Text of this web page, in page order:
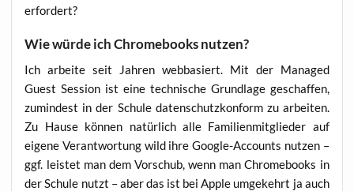
erfordert?
Wie würde ich Chromebooks nutzen?
Ich arbei­te seit Jah­ren web­ba­siert. Mit der Mana­ged
Guest Ses­si­on ist eine tech­ni­sche Grund­la­ge geschaf­fen,
zumin­dest in der Schu­le daten­schutz­kon­form zu arbei­ten.
Zu Hau­se kön­nen natür­lich alle Fami­li­en­mit­glie­der auf
eige­ne Ver­ant­wor­tung wild ihre Goog­le-Accounts nut­zen –
ggf. leis­tet man dem Vor­schub, wenn man Chrome­books in
der Schu­le nutzt – aber das ist bei Apple umge­kehrt ja auch